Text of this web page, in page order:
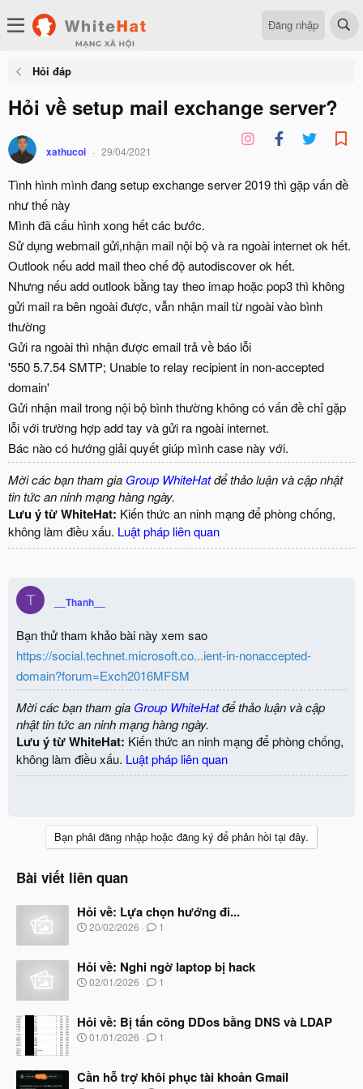
Đăng nhập
Hỏi đáp
Hỏi về setup mail exchange server?
xathucoi 29/04/2021
Tình hình mình đang setup exchange server 2019 thì gặp vấn đề
như thế này
Mình đã cấu hình xong hết các bước.
Sử dụng webmail gửi,nhận mail nội bộ và ra ngoài internet ok hết.
Outlook nếu add mail theo chế độ autodiscover ok hết.
Nhưng nếu add outlook bằng tay theo imap hoặc pop3 thì không
gửi mail ra bên ngoài được, vẫn nhận mail từ ngoài vào bình
thường
Gửi ra ngoài thì nhận được email trả về báo lỗi
'550 5.7.54 SMTP; Unable to relay recipient in non-accepted
domain'
Gửi nhận mail trong nội bộ bình thường không có vấn đề chỉ gặp
lỗi với trường hợp add tay và gửi ra ngoài internet.
Bác nào có hướng giải quyết giúp mình case này với.
Mời các bạn tham gia Group WhiteHatđể thảo luận và cập nhật
tin tức an ninh mạng hàng ngày.
Lưu ý từ WhiteHat: Kiến thức an ninh mạng để phòng chống,
không làm điều xấu. Luật pháp liên quan
T __Thanh__
Bạn thử tham khảo bài này xem sao
https://social.technet.microsoft.co...ient-in-nonaccepted-
domain?forum=Exch2016MFSM
Mời các bạn tham gia Group WhiteHatđể thảo luận và cập
nhật tin tức an ninh mạng hàng ngày.
Lưu ý từ WhiteHat: Kiến thức an ninh mạng để phòng chống,
không làm điều xấu. Luật pháp liên quan
Bạn phải đăng nhập hoặc đăng ký để phản hồi tại đây.
Bài viết liên quan
Hỏi về: Lựa chọn hướng đi...
N
y
b
ắ
đ
ầ
u
20/02/2026 1
Hỏi về: Nghi ngờ laptop bị hack
N
y
b
ắ
đ
ầ
02/01/2026 1
Hỏi về: Bị tấn công DDos bằng DNS và LDAP
N
y
01/01/2026 1
Cần hỗ trợ khôi phục tài khoản Gmail